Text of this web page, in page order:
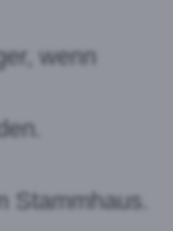
wenn
Stammhaus.